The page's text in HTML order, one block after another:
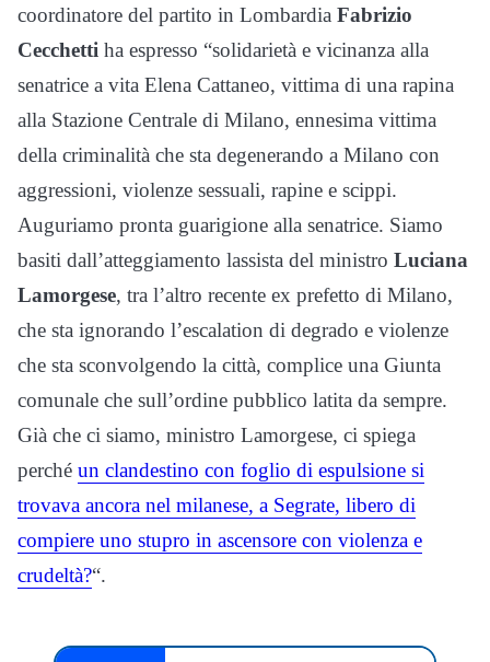
coordinatore del partito in Lombardia Fabrizio
Cecchetti ha espresso “solidarietà e vicinanza alla
senatrice a vita Elena Cattaneo, vittima di una rapina
alla Stazione Centrale di Milano, ennesima vittima
della criminalità che sta degenerando a Milano con
aggressioni, violenze sessuali, rapine e scippi.
Auguriamo pronta guarigione alla senatrice. Siamo
basiti dall’atteggiamento lassista del ministro Luciana
Lamorgese, tra l’altro recente ex prefetto di Milano,
che sta ignorando l’escalation di degrado e violenze
che sta sconvolgendo la città, complice una Giunta
comunale che sull’ordine pubblico latita da sempre.
Già che ci siamo, ministro Lamorgese, ci spiega
perché un clandestino con foglio di espulsione si
trovava ancora nel milanese, a Segrate, libero di
compiere uno stupro in ascensore con violenza e
crudeltà?“.